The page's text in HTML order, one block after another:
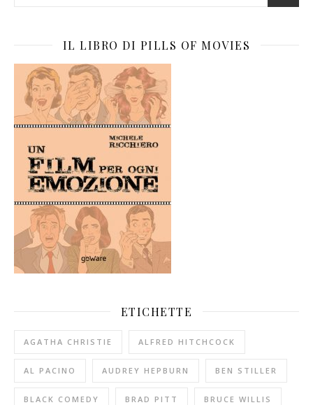
IL LIBRO DI PILLS OF MOVIES
ETICHETTE
AGATHA CHRISTIE ALFRED HITCHCOCK
AL PACINO AUDREY HEPBURN BEN STILLER
BLACK COMEDY BRAD PITT BRUCE WILLIS